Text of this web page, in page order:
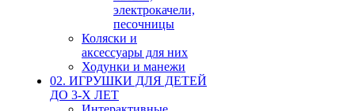
электрокачели,
песочницы
Коляски и
аксессуары для них
Ходунки и манежи
02. ИГРУШКИ ДЛЯ ДЕТЕЙ
ДО 3-Х ЛЕТ